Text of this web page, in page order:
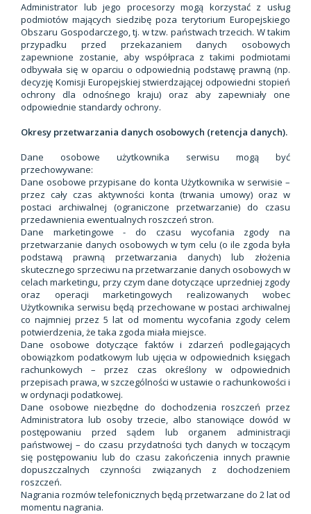
Administrator lub jego procesorzy mogą korzystać z usług
podmiotów mających siedzibę poza terytorium Europejskiego
Obszaru Gospodarczego, tj. w tzw. państwach trzecich. W takim
przypadku przed przekazaniem danych osobowych
zapewnione zostanie, aby współpraca z takimi podmiotami
odbywała się w oparciu o odpowiednią podstawę prawną (np.
decyzję Komisji Europejskiej stwierdzającej odpowiedni stopień
ochrony dla odnośnego kraju) oraz aby zapewniały one
odpowiednie standardy ochrony.
Okresy przetwarzania danych osobowych (retencja danych).
Dane osobowe użytkownika serwisu mogą być
przechowywane:
Dane osobowe przypisane do konta Użytkownika w serwisie –
przez cały czas aktywności konta (trwania umowy) oraz w
postaci archiwalnej (ograniczone przetwarzanie) do czasu
przedawnienia ewentualnych roszczeń stron.
Dane marketingowe - do czasu wycofania zgody na
przetwarzanie danych osobowych w tym celu (o ile zgoda była
podstawą prawną przetwarzania danych) lub złożenia
skutecznego sprzeciwu na przetwarzanie danych osobowych w
celach marketingu, przy czym dane dotyczące uprzedniej zgody
oraz operacji marketingowych realizowanych wobec
Użytkownika serwisu będą przechowane w postaci archiwalnej
co najmniej przez 5 lat od momentu wycofania zgody celem
potwierdzenia, że taka zgoda miała miejsce.
Dane osobowe dotyczące faktów i zdarzeń podlegających
obowiązkom podatkowym lub ujęcia w odpowiednich księgach
rachunkowych – przez czas określony w odpowiednich
przepisach prawa, w szczególności w ustawie o rachunkowości i
w ordynacji podatkowej.
Dane osobowe niezbędne do dochodzenia roszczeń przez
Administratora lub osoby trzecie, albo stanowiące dowód w
postępowaniu przed sądem lub organem administracji
państwowej – do czasu przydatności tych danych w toczącym
się postępowaniu lub do czasu zakończenia innych prawnie
dopuszczalnych czynności związanych z dochodzeniem
roszczeń.
Nagrania rozmów telefonicznych będą przetwarzane do 2 lat od
momentu nagrania.